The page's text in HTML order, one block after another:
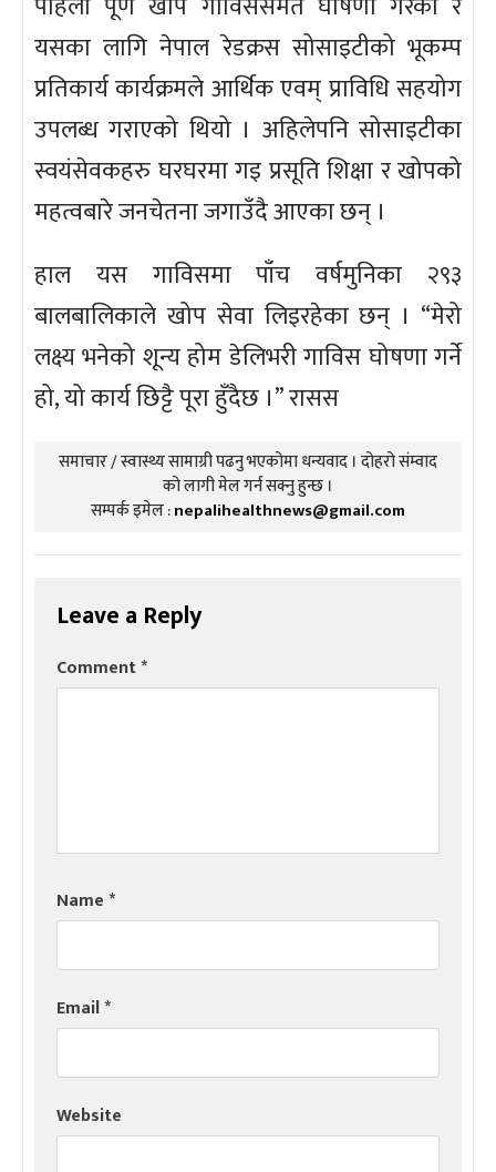
यसका लागि नेपाल रेडक्रस सोसाइटीको भूकम्प
प्रतिकार्य कार्यक्रमले आर्थिक एवम् प्राविधि सहयोग
उपलब्ध गराएको थियो । अहिलेपनि सोसाइटीका
स्वयंसेवकहरु घरघरमा गइ प्रसूति शिक्षा र खोपको
महत्वबारे जनचेतना जगाउँदै आएका छन् ।
हाल यस गाविसमा पाँच वर्षमुनिका २९३
बालबालिकाले खोप सेवा लिइरहेका छन् । “मेरो
लक्ष्य भनेको शून्य होम डेलिभरी गाविस घोषणा गर्ने
हो, यो कार्य छिट्टै पूरा हुँदैछ ।” रासस
समाचार / स्वास्थ्य सामाग्री पढनु भएकोमा धन्यवाद । दोहरो संम्वाद
को लागी मेल गर्न सक्नु हुन्छ ।
सम्पर्क इमेल :nepalihealthnews@gmail.com
Leave a Reply
Comment*
Name*
Email*
Website